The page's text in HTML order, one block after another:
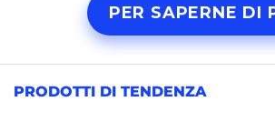
AGGIUNGI AL
CARRELLO
PER SAPERNE DI
PRODOTTI DI TENDENZA